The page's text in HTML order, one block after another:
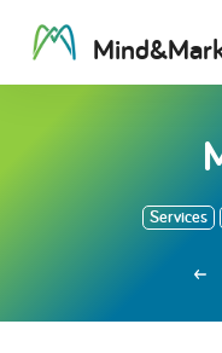
Mind&Mar
Services